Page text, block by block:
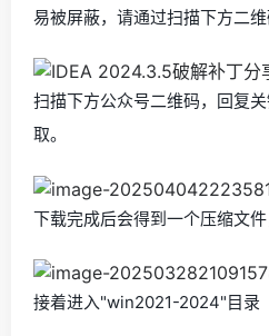
易被屏蔽，请通过扫描下方二维
扫描下方公众号二维码，回复
取。
下载完成后会得到一个压缩文件
接着进入"win2021-2024"目录